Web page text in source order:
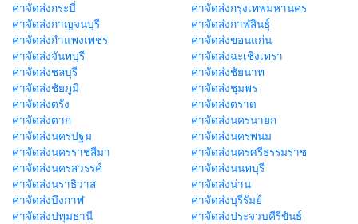
ค่าจัดส่งกระบี่
ค่าจัดส่งกรุงเทพมหานคร
ค่าจัดส่งกาญจนบุรี
ค่าจัดส่งกาฬสินธุ์
ค่าจัดส่งกำแพงเพชร
ค่าจัดส่งขอนแก่น
ค่าจัดส่งจันทบุรี
ค่าจัดส่งฉะเชิงเทรา
ค่าจัดส่งชลบุรี
ค่าจัดส่งชัยนาท
ค่าจัดส่งชัยภูมิ
ค่าจัดส่งชุมพร
ค่าจัดส่งตรัง
ค่าจัดส่งตราด
ค่าจัดส่งตาก
ค่าจัดส่งนครนายก
ค่าจัดส่งนครปฐม
ค่าจัดส่งนครพนม
ค่าจัดส่งนครราชสีมา
ค่าจัดส่งนครศรีธรรมราช
ค่าจัดส่งนครสวรรค์
ค่าจัดส่งนนทบุรี
ค่าจัดส่งนราธิวาส
ค่าจัดส่งน่าน
ค่าจัดส่งบึงกาฬ
ค่าจัดส่งบุรีรัมย์
ค่าจัดส่งปทุมธานี
ค่าจัดส่งประจวบคีรีขันธ์